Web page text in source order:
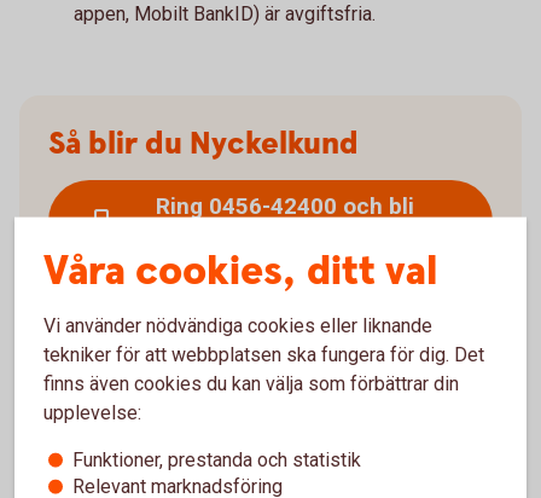
appen, Mobilt BankID) är avgiftsfria.
Så blir du Nyckelkund
Ring 0456-42400 och bli
Räkneexempel betal- och
kreditkort Mastercard
Våra cookies, ditt val
Vi använder nödvändiga cookies eller liknande
tekniker för att webbplatsen ska fungera för dig. Det
finns även cookies du kan välja som förbättrar din
upplevelse:
Funktioner, prestanda och statistik
Relevant marknadsföring